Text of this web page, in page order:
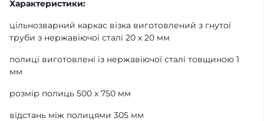
Характеристики:
цільнозварний каркас візка виготовлений з гнутої
труби з нержавіючої сталі 20 х 20 мм
полиці виготовлені із нержавіючої сталі товщиною 1
мм
розмір полиць 500 х 750 мм
відстань між полицями 305 мм